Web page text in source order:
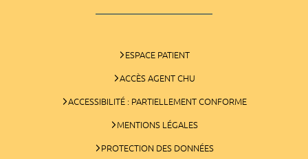
ESPACE PATIENT
ACCÈS AGENT CHU
ACCESSIBILITÉ : PARTIELLEMENT CONFORME
MENTIONS LÉGALES
PROTECTION DES DONNÉES